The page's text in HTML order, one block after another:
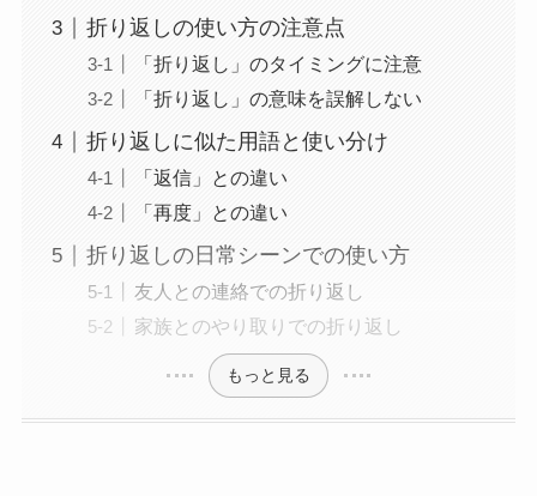
折り返しの使い方の注意点
「折り返し」のタイミングに注意
「折り返し」の意味を誤解しない
折り返しに似た用語と使い分け
「返信」との違い
「再度」との違い
折り返しの日常シーンでの使い方
友人との連絡での折り返し
家族とのやり取りでの折り返し
もっと見る